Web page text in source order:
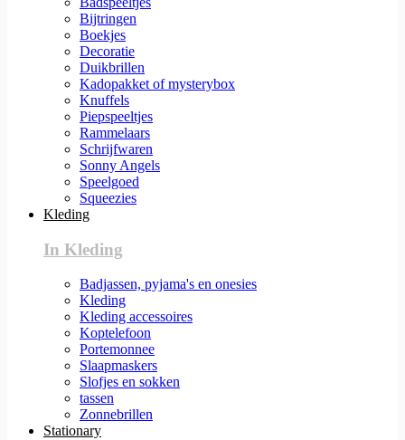
Bijtringen
Boekjes
Decoratie
Duikbrillen
Kadopakket of mysterybox
Knuffels
Piepspeeltjes
Rammelaars
Schrijfwaren
Sonny Angels
Speelgoed
Squeezies
Kleding
In Kleding
Badjassen, pyjama's en onesies
Kleding
Kleding accessoires
Koptelefoon
Portemonnee
Slaapmaskers
Slofjes en sokken
tassen
Zonnebrillen
Stationary